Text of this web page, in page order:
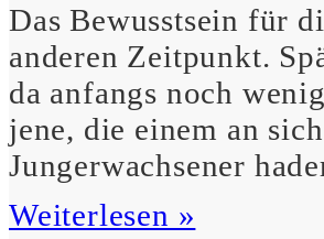
Das Bewusstsein für
anderen Zeitpunkt.
da anfangs noch
jene, die einem an
Jungerwachsener
Weiterlesen »